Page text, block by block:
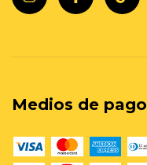
Medios de pago